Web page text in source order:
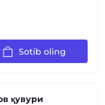
Sotib oling
қувури